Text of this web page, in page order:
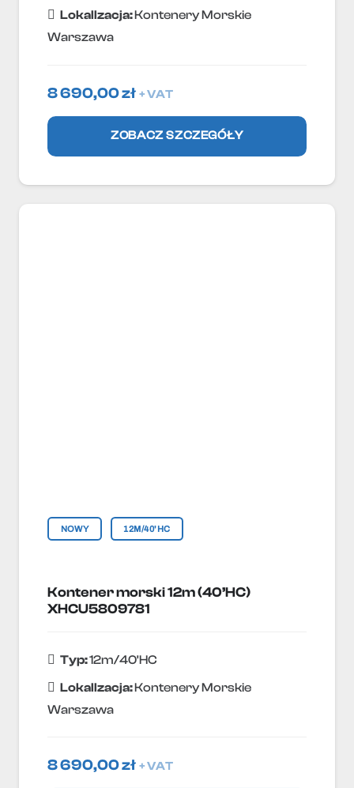
Lokallzacja:Kontenery Morskie
Warszawa
8 690,00zł + VAT
ZOBACZ SZCZEGÓŁY
NOWY 12M/40'HC
Kontener morski 12m (40’HC)
XHCU5809781
Typ:12m/40'HC
Lokallzacja:Kontenery Morskie
Warszawa
8 690,00zł + VAT